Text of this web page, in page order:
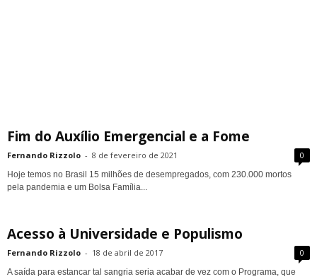
Fim do Auxílio Emergencial e a Fome
Fernando Rizzolo - 8 de fevereiro de 2021 0
Hoje temos no Brasil 15 milhões de desempregados, com 230.000 mortos
pela pandemia e um Bolsa Família...
Acesso à Universidade e Populismo
Fernando Rizzolo - 18 de abril de 2017 0
A saída para estancar tal sangria seria acabar de vez com o Programa, que